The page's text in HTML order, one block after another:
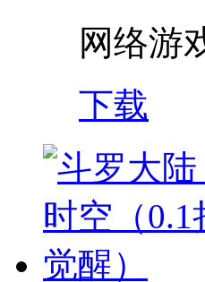
网络游
下载